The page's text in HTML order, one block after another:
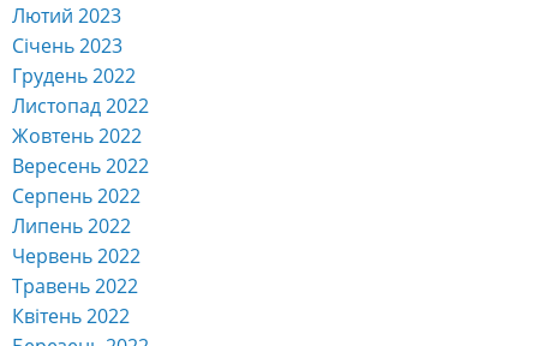
Лютий 2023
Січень 2023
Грудень 2022
Листопад 2022
Жовтень 2022
Вересень 2022
Серпень 2022
Липень 2022
Червень 2022
Травень 2022
Квітень 2022